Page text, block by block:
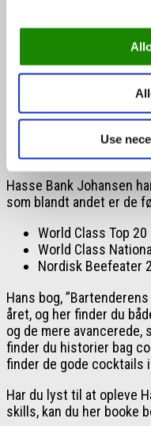
Use
Ryst først alle
vaniljestang og
Ryst derefter med
vaniljestang
Hasse Bank Johansen
som blandt andet er de
World Class Top
World Class
Nordisk Beefeater
Hans bog,
året, og her finder du
og de mere avancerede,
finder du historier bag
finder de gode cocktails
Har du lyst til at opleve
skills, kan du her booke